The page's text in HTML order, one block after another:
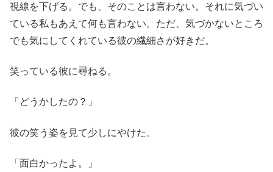
視線を下げる。でも、そのことは言わない。それに気づい
ている私もあえて何も言わない。ただ、気づかないところ
でも気にしてくれている彼の繊細さが好きだ。
笑っている彼に尋ねる。
「どうかしたの？」
彼の笑う姿を見て少しにやけた。
「面白かったよ。」